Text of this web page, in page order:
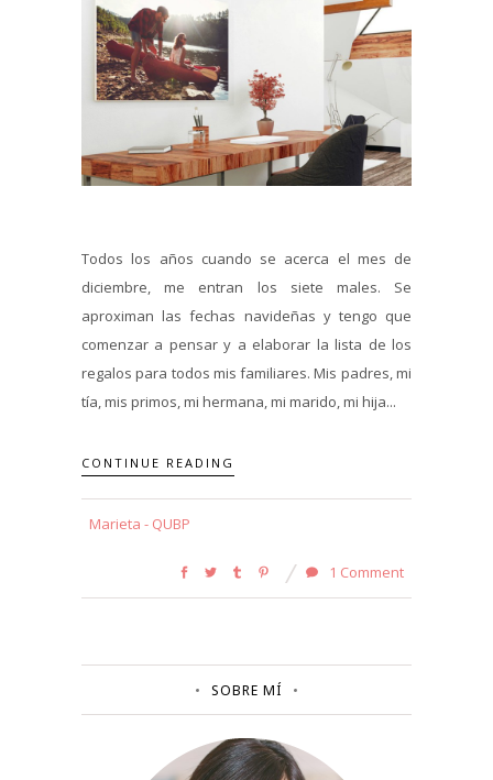
Todos los años cuando se acerca el mes de
diciembre, me entran los siete males. Se
aproximan las fechas navideñas y tengo que
comenzar a pensar y a elaborar la lista de los
regalos para todos mis familiares. Mis padres, mi
tía, mis primos, mi hermana, mi marido, mi hija...
CONTINUE READING
Marieta - QUBP
1 Comment
SOBRE MÍ